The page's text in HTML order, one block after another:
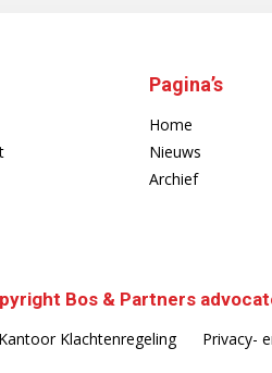
Pagina’s
Home
Nieuws
Archief
Bos & Partners
Kantoor Klachtenregeling Privacy-